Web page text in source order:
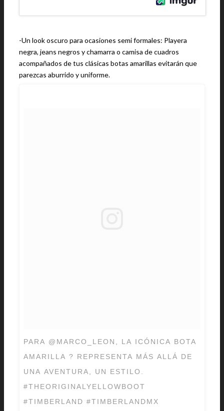
-Un look oscuro para ocasiones semi formales: Playera
negra, jeans negros y chamarra o camisa de cuadros
acompañados de tus clásicas botas amarillas evitarán que
parezcas aburrido y uniforme.
PARA @MARCO_LEON, LA ICÓNICA BOTA
AMARILLA ? REPRESENTA MÁS ALLÁ DE
UNA AVENTURA, UN ESTILO.
#THEORIGINALYELLOWBOOT
#TIMBERLAND #TIMBERLANDMX